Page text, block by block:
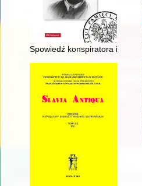
Spowiedź konspiratora i